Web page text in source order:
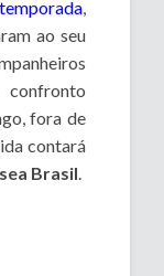
,
ao seu
fora de
contará
Brasil.